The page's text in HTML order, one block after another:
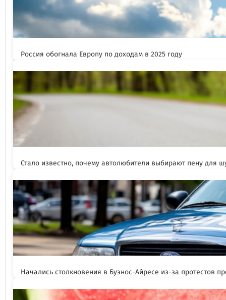
Россия обогнала Европу по доходам в 2025 году
Стало известно, почему автолюбители выбирают пену для
Начались столкновения в Буэнос-Айресе из-за протестов